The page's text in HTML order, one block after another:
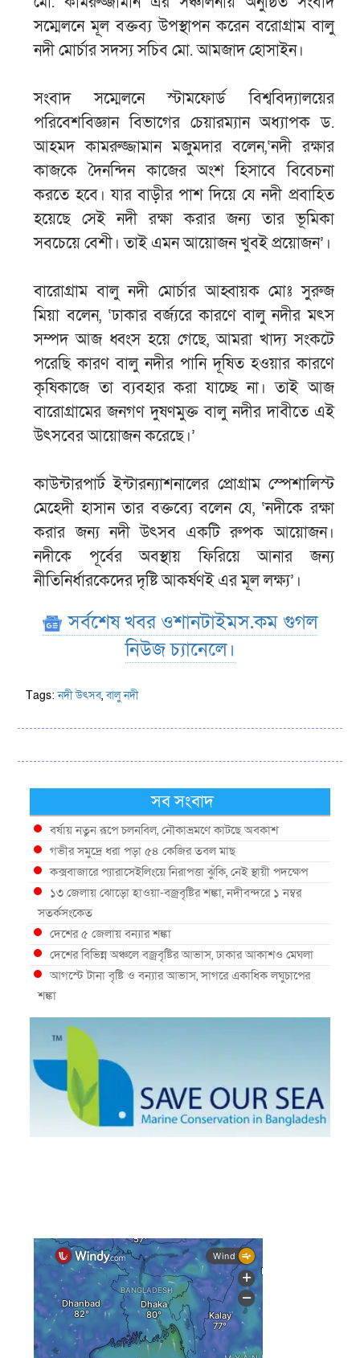
সম্মেলনে মূল বক্তব্য উপস্থাপন করেন বরোগ্রাম বালু
নদী মোর্চার সদস্য সচিব মো. আমজাদ হোসাইন।
সংবাদ সম্মেলনে স্টামফোর্ড বিশ্ববিদ্যালয়ের
পরিবেশবিজ্ঞান বিভাগের চেয়ারম্যান অধ্যাপক ড.
আহমদ কামরুজ্জামান মজুমদার বলেন,‘নদী রক্ষার
কাজকে দৈনন্দিন কাজের অংশ হিসাবে বিবেচনা
করতে হবে। যার বাড়ীর পাশ দিয়ে যে নদী প্রবাহিত
হয়েছে সেই নদী রক্ষা করার জন্য তার ভূমিকা
সবচেয়ে বেশী। তাই এমন আয়োজন খুবই প্রয়োজন’।
বারোগ্রাম বালু নদী মোর্চার আহ্বায়ক মোঃ সুরুজ
মিয়া বলেন, ‘ঢাকার বর্জ্যরে কারণে বালু নদীর মৎস
সম্পদ আজ ধ্বংস হয়ে গেছে, আমরা খাদ্য সংকটে
পরেছি কারণ বালু নদীর পানি দূষিত হওয়ার কারণে
কৃষিকাজে তা ব্যবহার করা যাচ্ছে না। তাই আজ
বারোগ্রামের জনগণ দুষণমুক্ত বালু নদীর দাবীতে এই
উৎসবের আয়োজন করেছে।’
কাউন্টারপার্ট ইন্টারন্যাশনালের প্রোগ্রাম স্পেশালিস্ট
মেহেদী হাসান তার বক্তব্যে বলেন যে, ‘নদীকে রক্ষা
করার জন্য নদী উৎসব একটি রুপক আয়োজন।
নদীকে পূর্বের অবস্থায় ফিরিয়ে আনার জন্য
নীতিনির্ধারকেদের দৃষ্টি আকর্ষণই এর মূল লক্ষ্য’।
সর্বশেষ খবর ওশানটাইমস.কম গুগল
নিউজ চ্যানেলে।
Tags:নদী উৎসব,বালু নদী
সব সংবাদ
বর্ষায় নতুন রূপে চলনবিল, নৌকাভ্রমণে কাটছে অবকাশ
গভীর সমুদ্রে ধরা পড়া ৫৪ কেজির তবল মাছ
কক্সবাজারে প্যারাসেইলিংয়ে নিরাপত্তা ঝুঁকি, নেই স্থায়ী পদক্ষেপ
১৩ জেলায় ঝোড়ো হাওয়া-বজ্রবৃষ্টির শঙ্কা, নদীবন্দরে ১ নম্বর
সতর্কসংকেত
দেশের ৫ জেলায় বন্যার শঙ্কা
দেশের বিভিন্ন অঞ্চলে বজ্রবৃষ্টির আভাস, ঢাকার আকাশও মেঘলা
আগস্টে টানা বৃষ্টি ও বন্যার আভাস, সাগরে একাধিক লঘুচাপের
শঙ্কা
স্বস্তি ও শঙ্কার পূর্বাভাস দিল আবহাওয়া
সৌদির নেতৃত্বে নতুন সামুদ্রিক প্রতিরক্ষা জোটে বাংলাদেশ
ইউরোপে দাবানল: আকাশে উড়ছে আগুন নেভানোর বিমান